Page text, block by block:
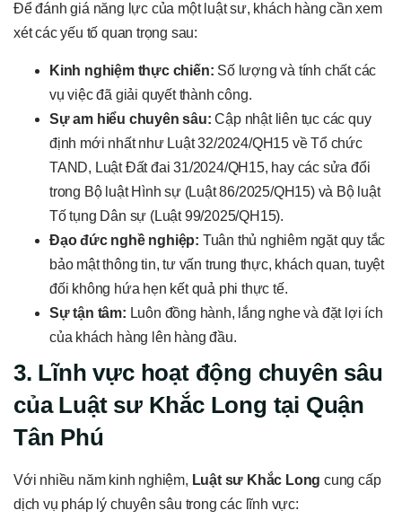
Để đánh giá năng lực của một luật sư, khách hàng cần xem
xét các yếu tố quan trọng sau:
Kinh nghiệm thực chiến: Số lượng và tính chất các
vụ việc đã giải quyết thành công.
Sự am hiểu chuyên sâu: Cập nhật liên tục các quy
định mới nhất như Luật 32/2024/QH15 về Tổ chức
TAND, Luật Đất đai 31/2024/QH15, hay các sửa đổi
trong Bộ luật Hình sự (Luật 86/2025/QH15) và Bộ luật
Tố tụng Dân sự (Luật 99/2025/QH15).
Đạo đức nghề nghiệp: Tuân thủ nghiêm ngặt quy tắc
bảo mật thông tin, tư vấn trung thực, khách quan, tuyệt
đối không hứa hẹn kết quả phi thực tế.
Sự tận tâm: Luôn đồng hành, lắng nghe và đặt lợi ích
của khách hàng lên hàng đầu.
3. Lĩnh vực hoạt động chuyên sâu
của Luật sư Khắc Long tại Quận
Tân Phú
Với nhiều năm kinh nghiệm, Luật sư Khắc Long cung cấp
dịch vụ pháp lý chuyên sâu trong các lĩnh vực: